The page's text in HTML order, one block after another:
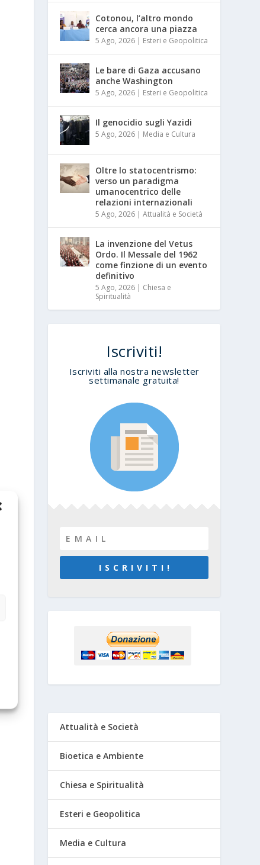
Cotonou, l’altro mondo
cerca ancora una piazza
5 Ago, 2026 | Esteri e Geopolitica
Le bare di Gaza accusano
anche Washington
5 Ago, 2026 | Esteri e Geopolitica
Il genocidio sugli Yazidi
5 Ago, 2026 | Media e Cultura
Oltre lo statocentrismo:
verso un paradigma
umanocentrico delle
relazioni internazionali
5 Ago, 2026 |Attualità e Società
La invenzione del Vetus
Ordo. Il Messale del 1962
come finzione di un evento
definitivo
5 Ago, 2026 | Chiesa e
Spiritualità
Iscriviti!
Iscriviti alla nostra newsletter
settimanale gratuita!
I S C R I V I T I !
Attualità e Società
Bioetica e Ambiente
Chiesa e Spiritualità
Esteri e Geopolitica
Media e Cultura